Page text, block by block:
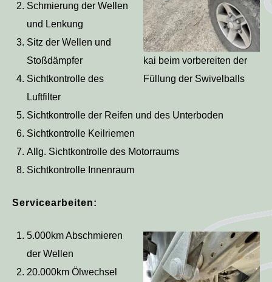
kai beim vorbereiten der
Füllung der Swivelballs
Schmierung der Wellen
und Lenkung
Sitz der Wellen und
Stoßdämpfer
Sichtkontrolle des
Luftfilter
Sichtkontrolle der Reifen und des Unterboden
Sichtkontrolle Keilriemen
Allg. Sichtkontrolle des Motorraums
Sichtkontrolle Innenraum
Servicearbeiten:
5.000km Abschmieren
der Wellen
20.000km Ölwechsel